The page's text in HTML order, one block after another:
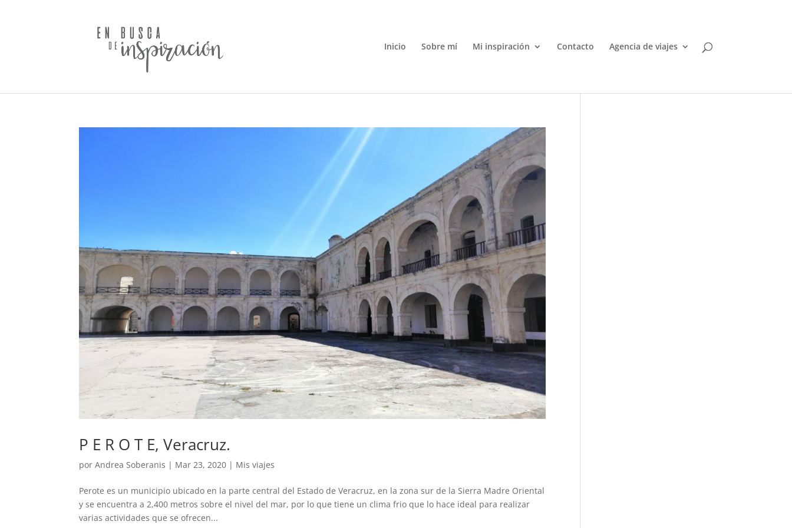
Inicio Sobre mí Mi inspiración Contacto Agencia de viajes
P E R O T E, Veracruz.
porAndrea Soberanis | Mar 23, 2020 | Mis viajes
Perote es un municipio ubicado en la parte central del Estado de Veracruz, en la zona sur de la Sierra Madre Oriental
y se encuentra a 2,400 metros sobre el nivel del mar, por lo que tiene un clima frio que lo hace ideal para realizar
varias actividades que se ofrecen...